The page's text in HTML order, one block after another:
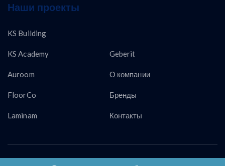
Наши проекты
KS Building
KS Academy
Auroom
FloorCo
Laminam
Geberit
О компании
Бренды
Контакты
Copyright © KS LUX INTERTRADING 2026